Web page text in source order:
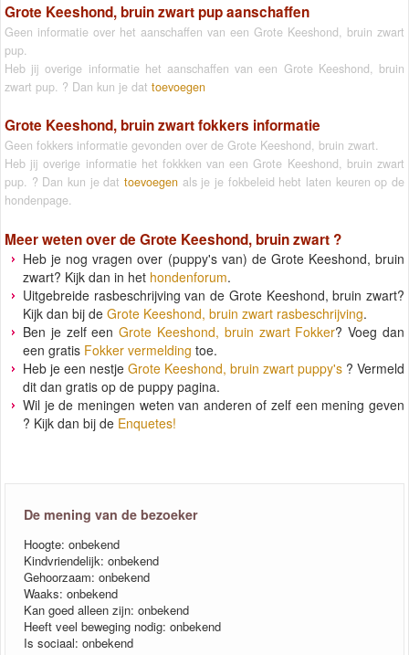
Grote Keeshond, bruin zwart pup aanschaffen
Geen informatie over het aanschaffen van een Grote Keeshond, bruin zwart
pup.
Heb jij overige informatie het aanschaffen van een Grote Keeshond, bruin
zwart pup. ? Dan kun je dat toevoegen
Grote Keeshond, bruin zwart fokkers informatie
Geen fokkers informatie gevonden over de Grote Keeshond, bruin zwart.
Heb jij overige informatie het fokkken van een Grote Keeshond, bruin zwart
pup. ? Dan kun je dat toevoegen als je je fokbeleid hebt laten keuren op de
hondenpage.
Meer weten over de Grote Keeshond, bruin zwart ?
Heb je nog vragen over (puppy's van) de Grote Keeshond, bruin
zwart? Kijk dan in het hondenforum.
Uitgebreide rasbeschrijving van de Grote Keeshond, bruin zwart?
Kijk dan bij de Grote Keeshond, bruin zwart rasbeschrijving.
Ben je zelf eenGrote Keeshond, bruin zwart Fokker? Voeg dan
een gratis Fokker vermelding toe.
Heb je een nestje Grote Keeshond, bruin zwart puppy's ? Vermeld
dit dan gratis op de puppy pagina.
Wil je de meningen weten van anderen of zelf een mening geven
? Kijk dan bij de Enquetes!
De mening van de bezoeker
Hoogte: onbekend
Kindvriendelijk: onbekend
Gehoorzaam: onbekend
Waaks: onbekend
Kan goed alleen zijn: onbekend
Heeft veel beweging nodig: onbekend
Is sociaal: onbekend